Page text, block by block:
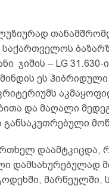
ჯიშის – LG
ეს ჰიბრიდული
და მაღალი
დაამტკიცდა,
დამსახურებულად
მარნეულში,